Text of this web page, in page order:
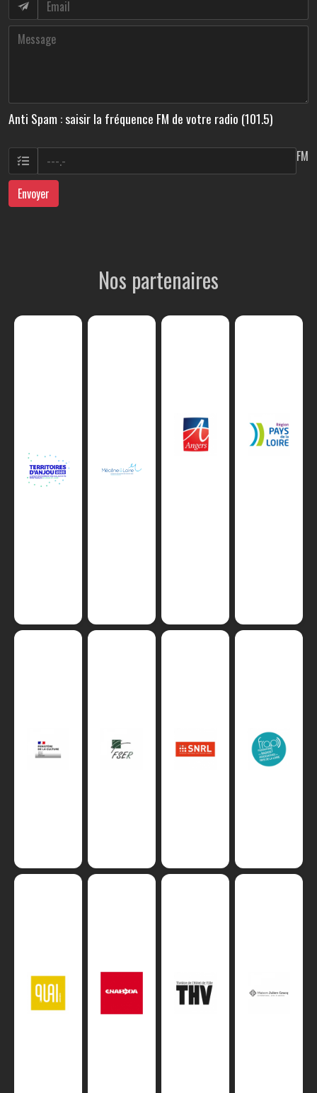
Anti Spam : saisir la fréquence FM de votre radio (101.5)
FM
Envoyer
Nos partenaires